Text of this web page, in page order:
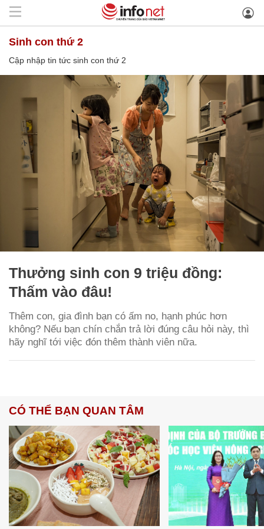
sinh con thứ 2
Cập nhập tin tức sinh con thứ 2
Thưởng sinh con 9 triệu đồng:
Thấm vào đâu!
Thêm con, gia đình bạn có ấm no, hạnh phúc hơn
không? Nếu bạn chín chắn trả lời đúng câu hỏi này, thì
hãy nghĩ tới việc đón thêm thành viên nữa.
CÓ THỂ BẠN QUAN TÂM